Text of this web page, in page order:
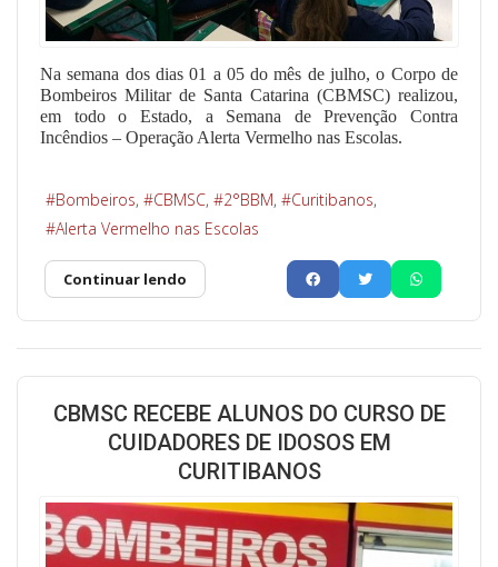
Na semana dos dias 01 a 05 do mês de julho, o Corpo de
Bombeiros Militar de Santa Catarina (CBMSC) realizou,
em todo o Estado, a Semana de Prevenção Contra
Incêndios – Operação Alerta Vermelho nas Escolas.
Bombeiros CBMSC 2°BBM
Curitibanos
Alerta Vermelho nas Escolas
Continuar lendo
CBMSC RECEBE ALUNOS DO CURSO DE
CUIDADORES DE IDOSOS EM
CURITIBANOS